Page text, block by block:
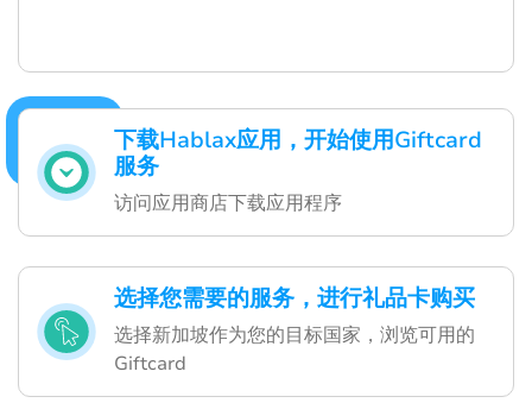
下载Hablax应用，开始使用Giftcard
服务
访问应用商店下载应用程序
选择您需要的服务，进行礼品卡购买
选择新加坡作为您的目标国家，浏览可用的
Giftcard